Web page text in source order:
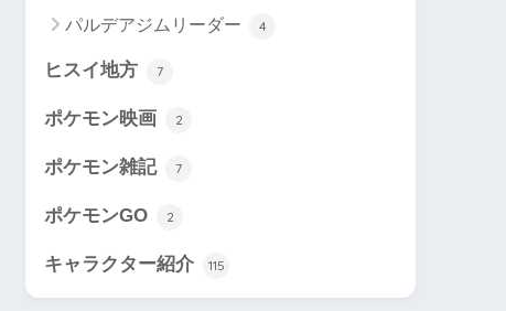
パルデアジムリーダー 4
ヒスイ地方 7
ポケモン映画 2
ポケモン雑記 7
ポケモンGO 2
キャラクター紹介 115